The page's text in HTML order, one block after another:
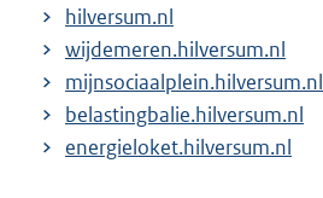
hilversum.nl
wijdemeren.hilversum.nl
mijnsociaalplein.hilversum.nl
belastingbalie.hilversum.nl
energieloket.hilversum.nl